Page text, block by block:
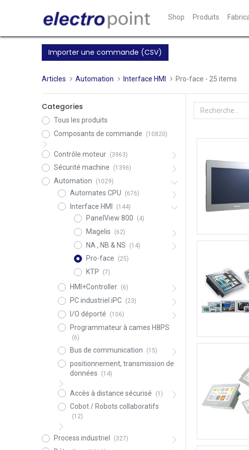
Shop Produits
Importer une commande (CSV)
Articles Automation Interface HMI Pro-face - 25 items
Categories
Tous les produits
Composants de commande
(10820)
Contrôle moteur (3963)
Sécurité machine (1396)
Automation (1029)
Automates CPU (676)
Interface HMI (144)
PanelView 800 (4)
Magelis (62)
NA , NB & NS (14)
Pro-face (25)
KTP (7)
HMI+Controller (6)
PC industriel iPC (23)
I/O déporté (106)
Programmateur à cames H8PS
(6)
Bus de communication (15)
positionnement, transmission de
données
(14)
Accès à distance sécurisé (1)
Cobot / Robots collaboratifs
(12)
Process industriel (327)